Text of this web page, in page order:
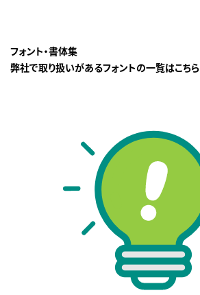
フォント・書体集
弊社で取り扱いがあるフォントの一覧はこちら